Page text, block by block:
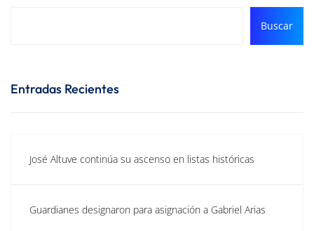
Buscar
Entradas Recientes
José Altuve continúa su ascenso en listas históricas
Guardianes designaron para asignación a Gabriel Arias